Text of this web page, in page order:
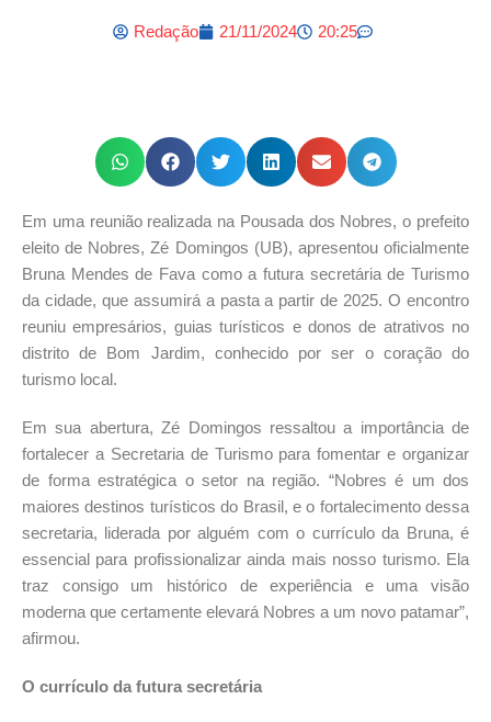
Redação 21/11/2024 20:25
Em uma reunião realizada na Pousada dos Nobres, o prefeito
eleito de Nobres, Zé Domingos (UB), apresentou oficialmente
Bruna Mendes de Fava como a futura secretária de Turismo
da cidade, que assumirá a pasta a partir de 2025. O encontro
reuniu empresários, guias turísticos e donos de atrativos no
distrito de Bom Jardim, conhecido por ser o coração do
turismo local.
Em sua abertura, Zé Domingos ressaltou a importância de
fortalecer a Secretaria de Turismo para fomentar e organizar
de forma estratégica o setor na região. “Nobres é um dos
maiores destinos turísticos do Brasil, e o fortalecimento dessa
secretaria, liderada por alguém com o currículo da Bruna, é
essencial para profissionalizar ainda mais nosso turismo. Ela
traz consigo um histórico de experiência e uma visão
moderna que certamente elevará Nobres a um novo patamar”,
afirmou.
O currículo da futura secretária